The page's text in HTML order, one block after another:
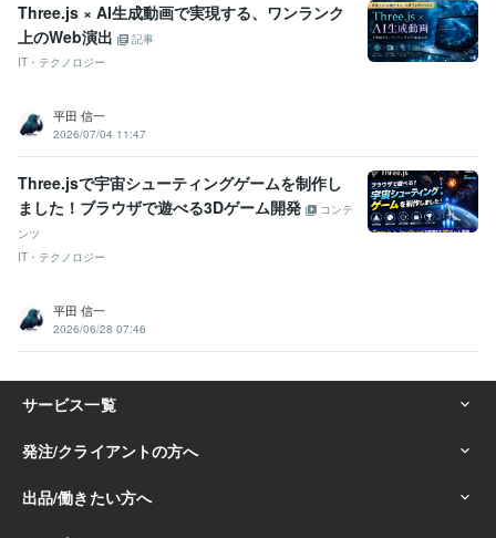
Three.js × AI生成動画で実現する、ワンランク
上のWeb演出
記事
IT・テクノロジー
平田 信一
2026/07/04 11:47
Three.jsで宇宙シューティングゲームを制作し
ました！ブラウザで遊べる3Dゲーム開発
コンテ
ンツ
IT・テクノロジー
平田 信一
2026/06/28 07:46